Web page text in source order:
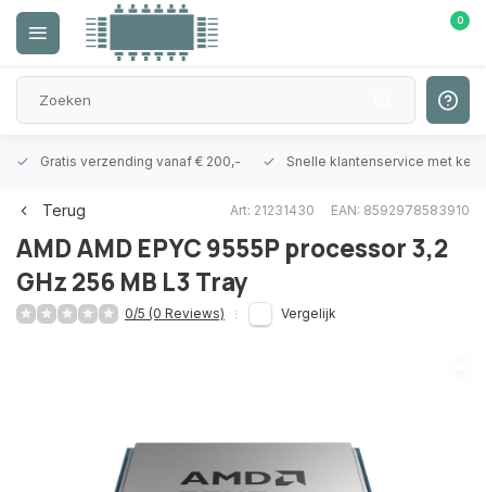
0
Gratis verzending vanaf € 200,- Snelle klantenservice met
Terug Art: 21231430 EAN: 8592978583910
AMDAMD EPYC 9555P processor 3,2
GHz 256 MB L3 Tray
0/5 (0 Reviews) Vergelijk